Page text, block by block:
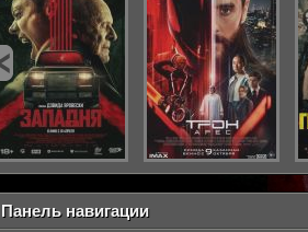
Панель навигации